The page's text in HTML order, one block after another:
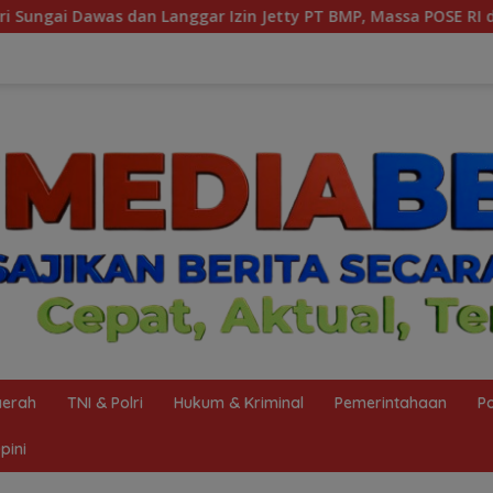
BMP, Massa POSE RI dan Barikade 98 Gelar Aksi
TNI & Polri Hukum & Kriminal Pemerintahaan